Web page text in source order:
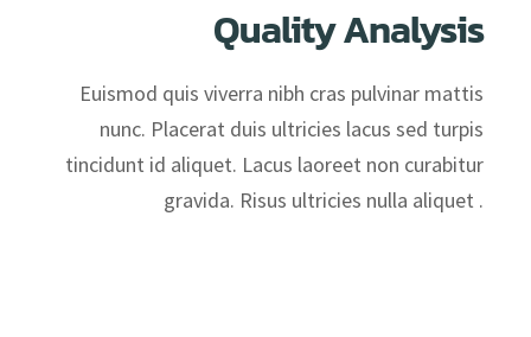
Quality Analysis
Euismod quis viverra nibh cras pulvinar mattis
nunc. Placerat duis ultricies lacus sed turpis
tincidunt id aliquet. Lacus laoreet non curabitur
gravida. Risus ultricies nulla aliquet .